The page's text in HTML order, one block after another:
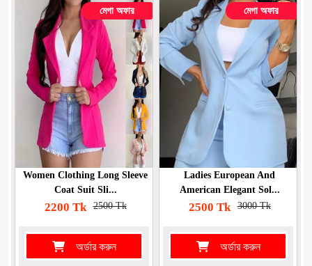
মেগা অফার
Women Clothing Long Sleeve
Coat Suit Sli...
2200 Tk 2500 Tk
অর্ডার করুন
মেগা অফার
Ladies European And
American Elegant Sol...
2500 Tk 3000 Tk
অর্ডার করুন